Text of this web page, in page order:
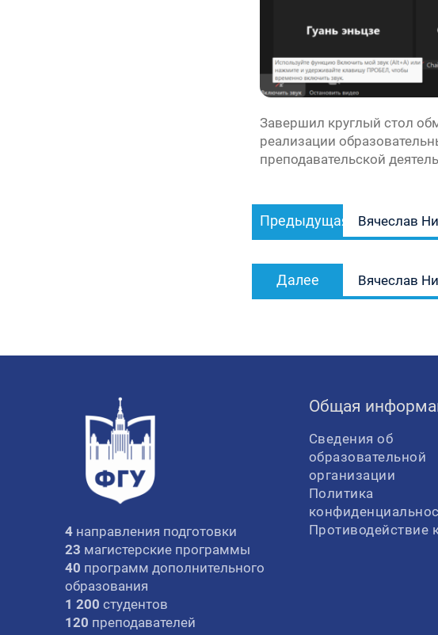
Завершил круглый стол
реализации
преподавательской
Навигация
по
Предыдущая
запись:
Вячеслав
Далее
запись:
Вячеслав
4 направления подготовки
23 магистерские программы
40 программ дополнительного
образования
1 200 студентов
120 преподавателей
Общая
Сведения об
образовательной
организации
Политика
Противодействие